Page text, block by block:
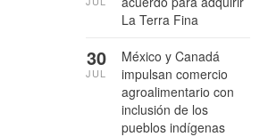
La Terra Fina
México y Canadá
impulsan comercio
agroalimentario con
inclusión de los
pueblos indígenas
30
JUL